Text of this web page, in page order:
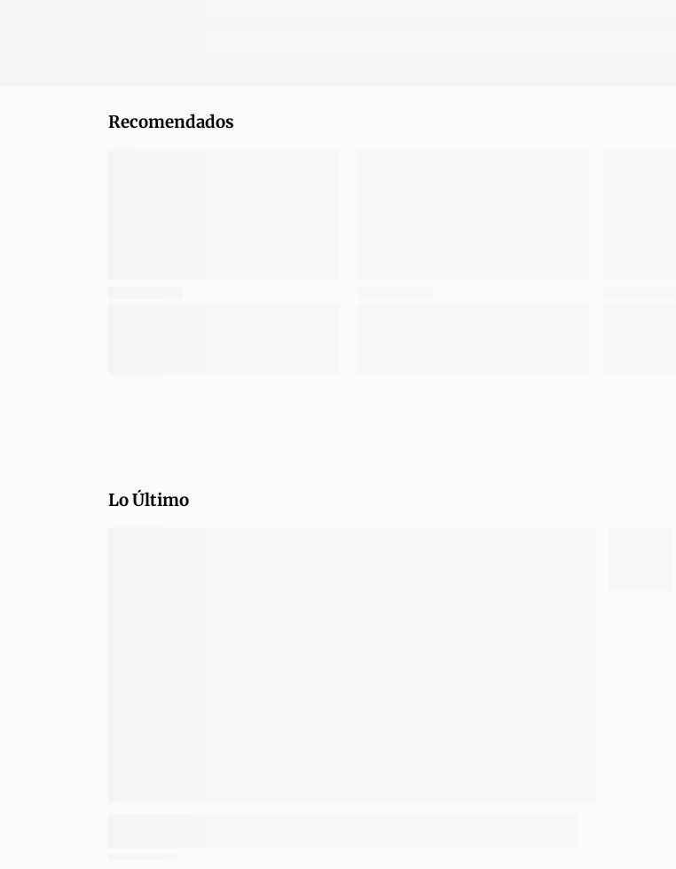
Recomendados
Lo Último